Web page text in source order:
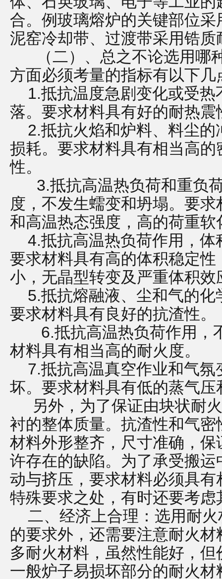
合。例玻璃熔炉的关键部位
泥窑冷却带、过渡带采用锆质
（二）、总之不论选用哪
方面必须考量的指标有以下几
1.抵抗温度急剧变化或受热
落。要求材料具有好的耐
2.抵抗火焰和炉料、料尘的
损耗。要求材料具有相当高
性。
3.抵抗高温热负荷和重负
度，不发生蠕变和坍塌。要
和高温热态强度，高的荷重
4.抵抗高温热负荷作用，体
要求材料具有高的体积稳定
小，无晶型转变及严重体积
5.抵抗熔融液、尘和气的化
要求材料具有良好的抗渣性。
6.抵抗高温热负荷作用，
材料具有相当高的耐火度。
7.抵抗高温真空作业和气氛
坏。要求材料具有低的蒸气
另外，为了保证由块状耐
衬的整体质量。抗渣性和气
材料外形整齐，尺寸准确，
许存在的缺陷。为了承受搬
动与挤压，要求材料必须具
特殊要求之处，有时还要考
二、经济上合理：选用耐火
的要求外，还需要注意耐火
多耐火材料，虽然性能好，
一般炉子易损坏部分的耐火